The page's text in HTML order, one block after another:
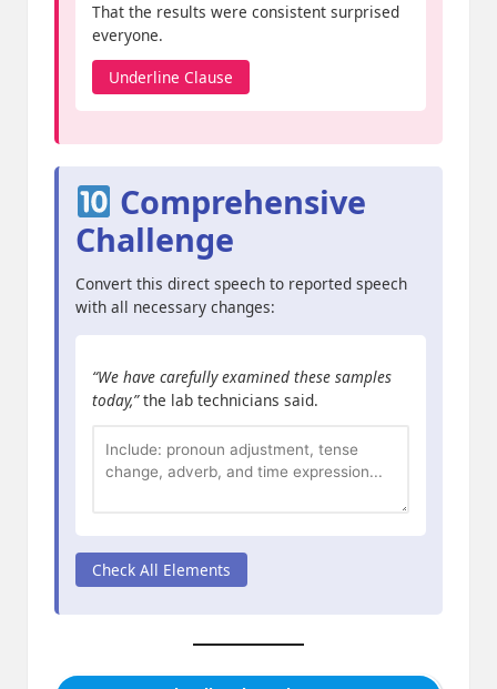
That the results were consistent surprised
everyone.
Underline Clause
Comprehensive
Challenge
Convert this direct speech to reported speech
with all necessary changes:
“We have carefully examined these samples
today,”the lab technicians said.
Check All Elements